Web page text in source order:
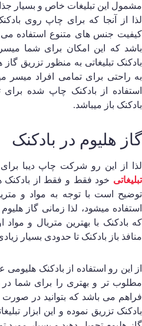
این تبلیغات خاص و بسیار
از آنجا که برای چاپ روی
جنس های متنوع استفاده می
که این امکان برای شما
تبلیغاتی به منظور تزریق گاز
راحتی برای تمامی افراد میسر
از بادکنک چاپ شده برای
باز میباشد.
هلیوم در بادکنک
از این رو شرکت چاپ دیبا
خود فقط و فقط از بادکنک
است با توجه به مواد و
میشود، لذا زمانی گاز
بادکنک با بهترین متریال و مواد
باز بادکنک تا حدودی بسیار
این رو استفاده از بادکنک هلیومی
تر و بهتری را برای شما در
می باشد که بتوانید در صورت
تزریق نموده و این ابزار